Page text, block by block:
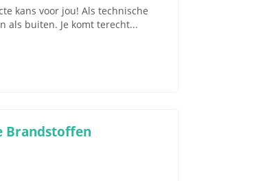
kans voor jou! Als technische
als buiten. Je komt terecht...
Brandstoffen